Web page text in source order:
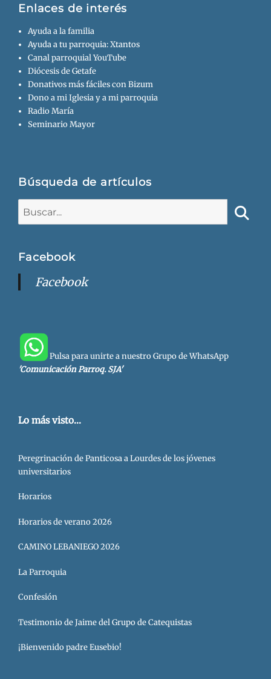
Enlaces de interés
Ayuda a la familia
Ayuda a tu parroquia: Xtantos
Canal parroquial YouTube
Diócesis de Getafe
Donativos más fáciles con Bizum
Dono a mi Iglesia y a mi parroquia
Radio María
Seminario Mayor
Búsqueda de artículos
Facebook
Facebook
Pulsa para unirte a nuestro Grupo de WhatsApp
'Comunicación Parroq. SJA'
Lo más visto...
Peregrinación de Panticosa a Lourdes de los jóvenes
universitarios
Horarios
Horarios de verano 2026
CAMINO LEBANIEGO 2026
La Parroquia
Confesión
Testimonio de Jaime del Grupo de Catequistas
¡Bienvenido padre Eusebio!